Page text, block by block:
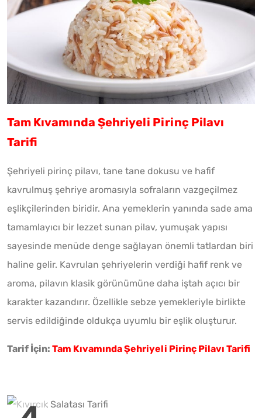
Tam Kıvamında Şehriyeli Pirinç Pilavı
Tarifi
Şehriyeli pirinç pilavı, tane tane dokusu ve hafif
kavrulmuş şehriye aromasıyla sofraların vazgeçilmez
eşlikçilerinden biridir. Ana yemeklerin yanında sade ama
tamamlayıcı bir lezzet sunan pilav, yumuşak yapısı
sayesinde menüde denge sağlayan önemli tatlardan biri
haline gelir. Kavrulan şehriyelerin verdiği hafif renk ve
aroma, pilavın klasik görünümüne daha iştah açıcı bir
karakter kazandırır. Özellikle sebze yemekleriyle birlikte
servis edildiğinde oldukça uyumlu bir eşlik oluşturur.
Tarif İçin: Tam Kıvamında Şehriyeli Pirinç Pilavı Tarifi